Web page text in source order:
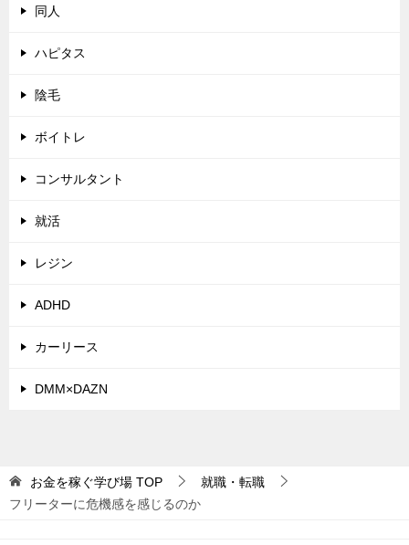
同人
ハピタス
陰毛
ボイトレ
コンサルタント
就活
レジン
ADHD
カーリース
DMM×DAZN
お金を稼ぐ学び場 TOP
就職・転職
フリーターに危機感を感じるのか